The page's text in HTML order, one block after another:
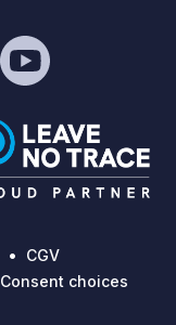
CGV
Consent choices